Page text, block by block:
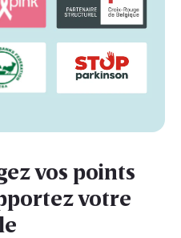
vos points
votre